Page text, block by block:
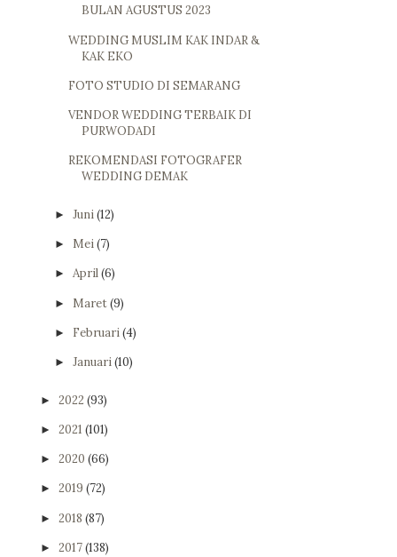
BULAN AGUSTUS 2023
WEDDING MUSLIM KAK INDAR &
KAK EKO
FOTO STUDIO DI SEMARANG
VENDOR WEDDING TERBAIK DI
PURWODADI
REKOMENDASI FOTOGRAFER
WEDDING DEMAK
► Juni(12)
► Mei(7)
► April(6)
► Maret(9)
► Februari(4)
► Januari(10)
► 2022 (93)
► 2021 (101)
► 2020 (66)
► 2019 (72)
► 2018 (87)
► 2017(138)